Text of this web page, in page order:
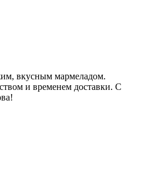
вкусным мармеладом.
и временем доставки. С